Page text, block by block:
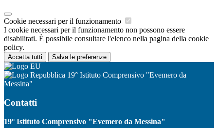
Cookie necessari per il funzionamento
I cookie necessari per il funzionamento non possono essere
disabilitati. È possibile consultare l'elenco nella pagina della cookie
policy.
Accetta tutti Salva le preferenze
19° Istituto Comprensivo "Evemero da
Messina"
Contatti
19° Istituto Comprensivo "Evemero da Messina"